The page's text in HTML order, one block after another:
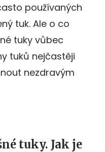
používaných
tuk. Ale o co
tuky vůbec
tuků nejčastěji
nezdravým
tuky. Jak je